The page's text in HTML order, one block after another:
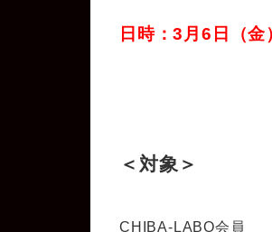
日時：3月6日（
＜対象＞
CHIBA-LABO会員